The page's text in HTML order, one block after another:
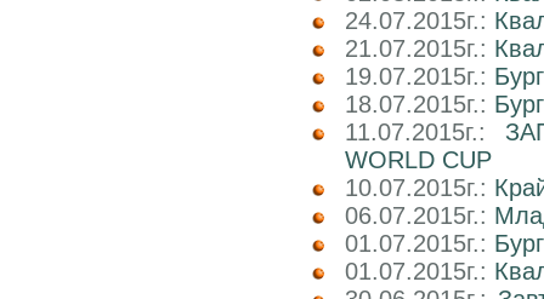
24.07.2015г.:
21.07.2015г.:
19.07.2015г.:
18.07.2015г.:
11.07.2015г.:
WORLD CUP
10.07.2015г.:
06.07.2015г.:
01.07.2015г.:
01.07.2015г.: